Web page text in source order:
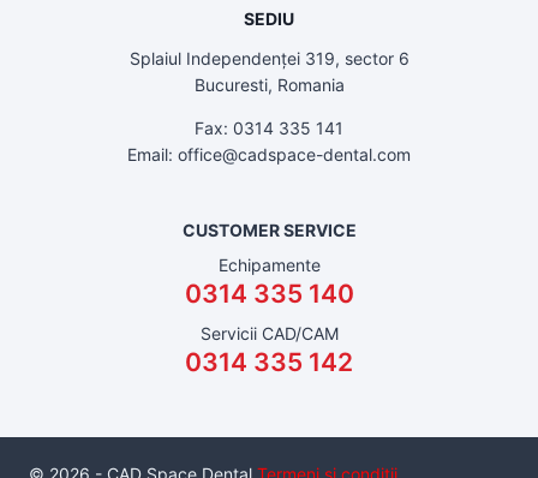
SEDIU
Splaiul Independenței 319, sector 6
Bucuresti, Romania
Fax: 0314 335 141
Email: office@cadspace-dental.com
CUSTOMER SERVICE
Echipamente
0314 335 140
Servicii CAD/CAM
0314 335 142